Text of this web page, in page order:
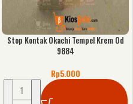
Stop Kontak Okachi Tempel Krem Od
9884
Rp5.000